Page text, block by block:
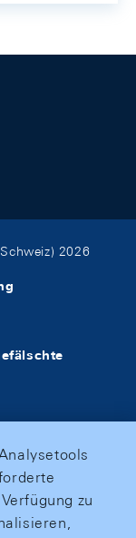
2026
zu